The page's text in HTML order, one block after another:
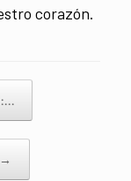
corazón.
→